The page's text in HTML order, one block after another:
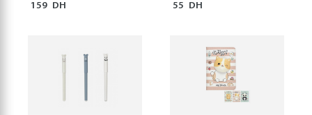
159 DH 55 DH